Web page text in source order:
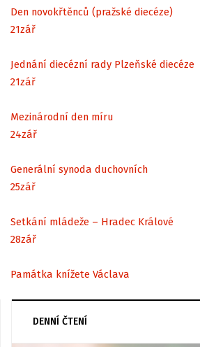
Den novokřtěnců (pražské diecéze)
21zář
Jednání diecézní rady Plzeňské diecéze
21zář
Mezinárodní den míru
24zář
Generální synoda duchovních
25zář
Setkání mládeže – Hradec Králové
28zář
Památka knížete Václava
DENNÍ ČTENÍ